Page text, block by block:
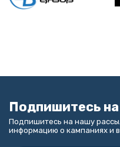
Подпишитесь
Подпишитесь на нашу
информацию о кампаниях и